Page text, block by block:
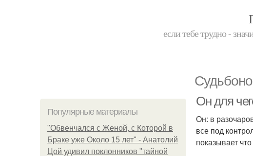
если тебе трудно -
Популярные материалы
"Обвенчался с Женой, с Которой в
Браке уже Около 15 лет" - Анатолий
Цой удивил поклонников "тайной
Он для
Он: в
все под
показывает